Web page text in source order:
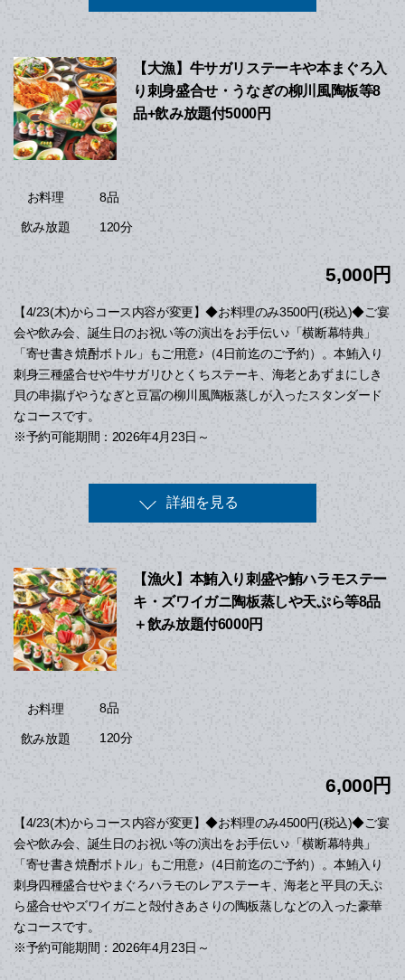
【大漁】牛サガリステーキや本まぐろ入
り刺身盛合せ・うなぎの柳川風陶板等8
品+飲み放題付5000円
お料理 8品
飲み放題 120分
5,000円
【4/23(木)からコース内容が変更】◆お料理のみ3500円(税込)◆ご宴
会や飲み会、誕生日のお祝い等の演出をお手伝い♪「横断幕特典」
「寄せ書き焼酎ボトル」もご用意♪（4日前迄のご予約）。本鮪入り
刺身三種盛合せや牛サガリひとくちステーキ、海老とあずまにしき
貝の串揚げやうなぎと豆冨の柳川風陶板蒸しが入ったスタンダード
なコースです。
※予約可能期間：2026年4月23日～
詳細を見る
【漁火】本鮪入り刺盛や鮪ハラモステー
キ・ズワイガニ陶板蒸しや天ぷら等8品
＋飲み放題付6000円
お料理 8品
飲み放題 120分
6,000円
【4/23(木)からコース内容が変更】◆お料理のみ4500円(税込)◆ご宴
会や飲み会、誕生日のお祝い等の演出をお手伝い♪「横断幕特典」
「寄せ書き焼酎ボトル」もご用意♪（4日前迄のご予約）。本鮪入り
刺身四種盛合せやまぐろハラモのレアステーキ、海老と平貝の天ぷ
ら盛合せやズワイガニと殻付きあさりの陶板蒸しなどの入った豪華
なコースです。
※予約可能期間：2026年4月23日～